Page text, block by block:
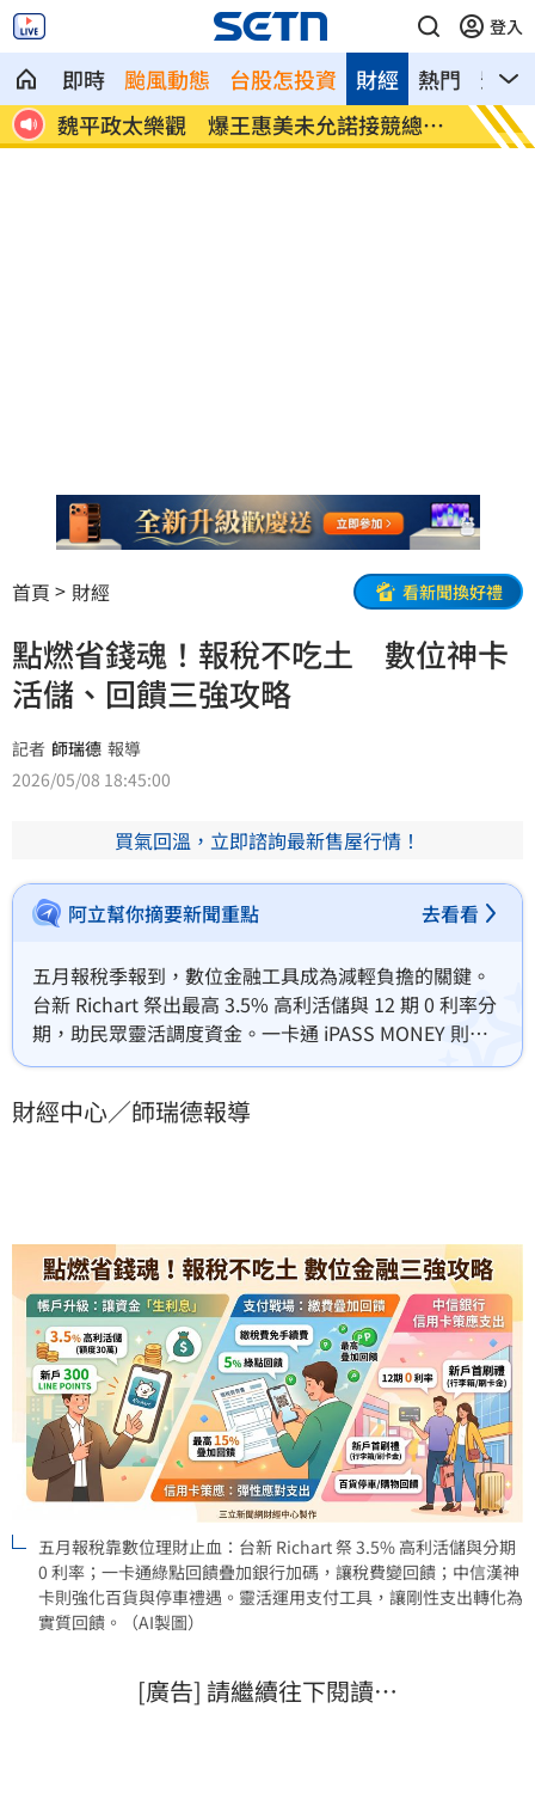
登入
即時 颱風動態 台股怎投資 熱門 影音
財經
有
魏平政太樂觀 爆王惠美未允諾接競總主
委
川普
45000
首頁 財經 看新聞換好禮
點燃省錢魂！報稅不吃土 數位神卡
活儲、回饋三強攻略
記者 師瑞德 報導
2026/05/08 18:45:00
買氣回溫，立即諮詢最新售屋行情！
阿立幫你摘要新聞重點 去看看
五月報稅季報到，數位金融工具成為減輕負擔的關鍵。
台新 Richart 祭出最高 3.5% 高利活儲與 12 期 0 利率分
期，助民眾靈活調度資金。一卡通 iPASS MONEY 則透
過繳稅免手續費與最高 15% 綠點回饋，讓支出變回饋。
金融服務與生活生態圈。善用數位支付與信用卡優惠，
財經中心／師瑞德報導
五月報稅靠數位理財止血：台新 Richart 祭 3.5% 高利活儲與分期
0 利率；一卡通綠點回饋疊加銀行加碼，讓稅費變回饋；中信漢神
卡則強化百貨與停車禮遇。靈活運用支付工具，讓剛性支出轉化為
實質回饋。（AI製圖）
[廣告] 請繼續往下閱讀…